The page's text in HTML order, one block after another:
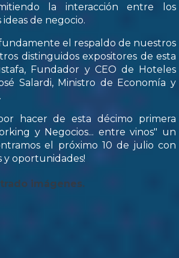
la interacción entre los
de negocio.
el respaldo de nuestros
distinguidos expositores de esta
Fundador y CEO de Hoteles
Salardi, Ministro de Economía y
hacer de esta décimo primera
y Negocios... entre vinos" un
el próximo 10 de julio con
y oportunidades!
imágenes.